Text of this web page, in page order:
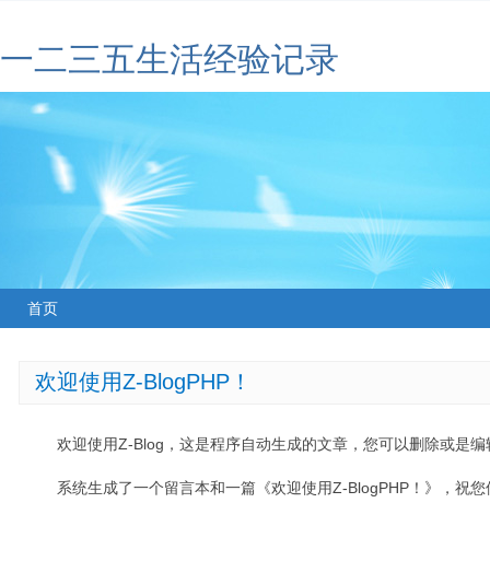
一二三五生活经验记录
首页
欢迎使用Z-BlogPHP！
欢迎使用Z-Blog，这是程序自动生成的文章，您可以删除或是编
系统生成了一个留言本和一篇《欢迎使用Z-BlogPHP！》，祝